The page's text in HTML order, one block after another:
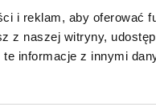
i reklam, aby oferować
naszej witryny,
informacje z innymi
Tab Title